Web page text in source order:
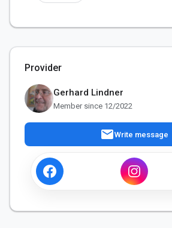
Provider
Gerhard Lindner
Member since 12/2022
mailWrite message